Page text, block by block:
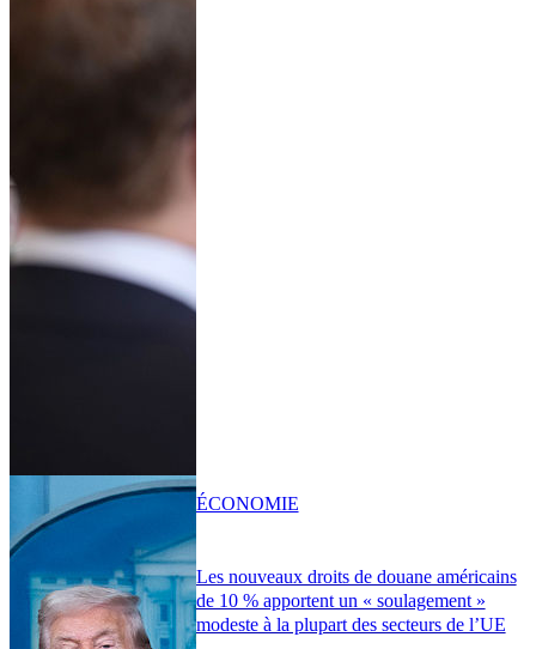
Les nouveaux droits de douane américains
de 10 % apportent un « soulagement »
modeste à la plupart des secteurs de l’UE
ÉCONOMIE